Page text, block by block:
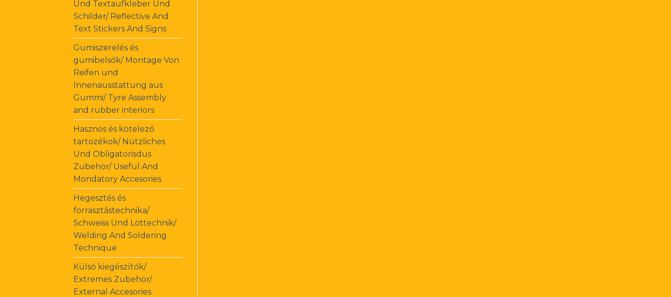
Und Textaufkleber Und
Schilder/ Reflective And
Text Stickers And Signs
Gumiszerelés és
gumibelsők/ Montage Von
Reifen und
Innenausstattung aus
Gummi/ Tyre Assembly
and rubber interiors
Hasznos és kötelező
tartozékok/ Nützliches
Und Obligatorisdus
Zubehör/ Useful And
Mondatory Accesories
Hegesztés és
forrasztástechnika/
Schweiss Und Löttechnik/
Welding And Soldering
Technique
Külső kiegészítők/
Extremes Zubehör/
External Accesories